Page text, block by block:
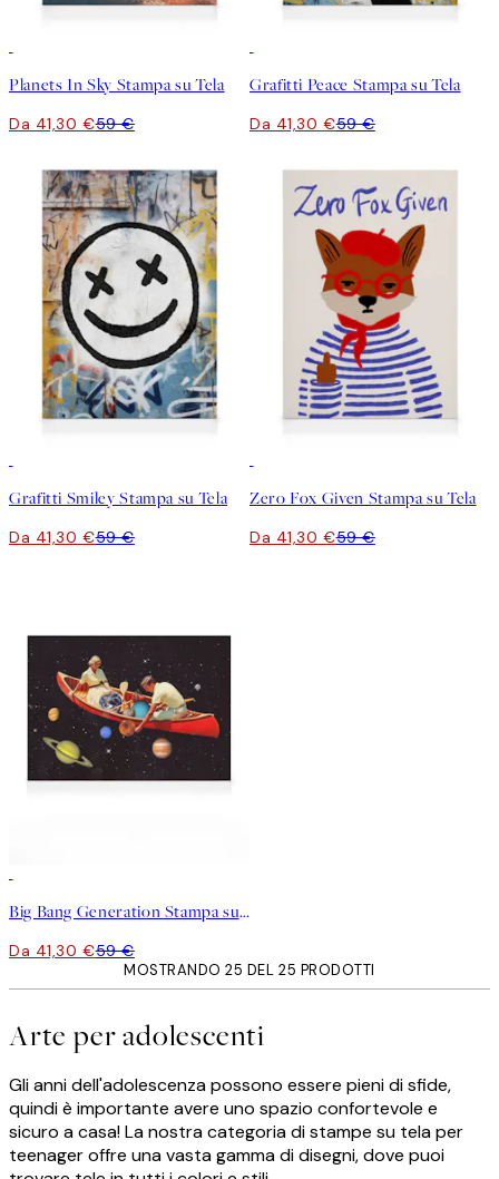
Planets In Sky Stampa su Tela
Da 41,30 €59 €
Grafitti Peace Stampa su Tela
Da 41,30 €59 €
Grafitti Smiley Stampa su Tela
Da 41,30 €59 €
Zero Fox Given Stampa su Tela
Da 41,30 €59 €
Big Bang Generation Stampa su Tela
Da 41,30 €59 €
MOSTRANDO 25 DEL 25 PRODOTTI
Arte per adolescenti
Gli anni dell'adolescenza possono essere pieni di sfide,
quindi è importante avere uno spazio confortevole e
sicuro a casa! La nostra categoria di stampe su tela per
teenager offre una vasta gamma di disegni, dove puoi